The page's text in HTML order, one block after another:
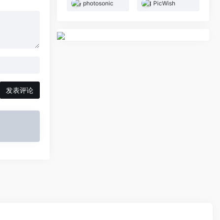
发表评论
photosonic PicWish